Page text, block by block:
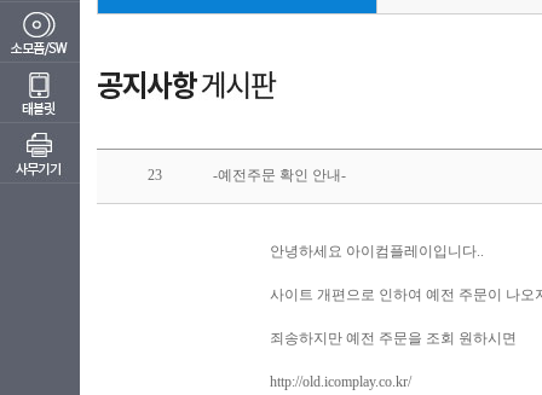
23 -예전주문 확인 안내-
안녕하세요 아이컴플레이입니다..
사이트 개편으로 인하여 예전 주문이 나오
죄송하지만 예전 주문을 조회 원하시면
http://old.icomplay.co.kr/